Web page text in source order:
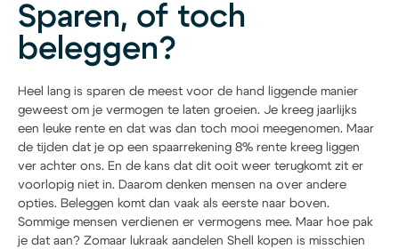
Sparen, of toch
beleggen?
Heel lang is sparen de meest voor de hand liggende manier
geweest om je vermogen te laten groeien. Je kreeg jaarlijks
een leuke rente en dat was dan toch mooi meegenomen. Maar
de tijden dat je op een spaarrekening 8% rente kreeg liggen
ver achter ons. En de kans dat dit ooit weer terugkomt zit er
voorlopig niet in. Daarom denken mensen na over andere
opties. Beleggen komt dan vaak als eerste naar boven.
Sommige mensen verdienen er vermogens mee. Maar hoe pak
je dat aan? Zomaar lukraak aandelen Shell kopen is misschien